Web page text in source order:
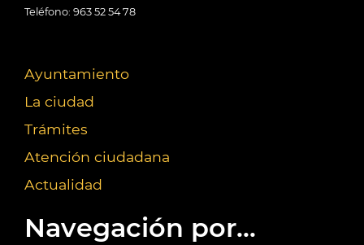
Teléfono: 963 52 54 78
Ayuntamiento
La ciudad
Trámites
Atención ciudadana
Actualidad
Navegación por...